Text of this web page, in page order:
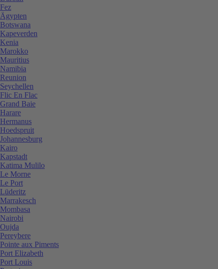
Fez
Ägypten
Botswana
Kapeverden
Kenia
Marokko
Mauritius
Namibia
Reunion
Seychellen
Flic En Flac
Grand Baie
Harare
Hermanus
Hoedspruit
Johannesburg
Kairo
Kapstadt
Katima Mulilo
Le Morne
Le Port
Lüderitz
Marrakesch
Mombasa
Nairobi
Oujda
Pereybere
Pointe aux Piments
Port Elizabeth
Port Louis